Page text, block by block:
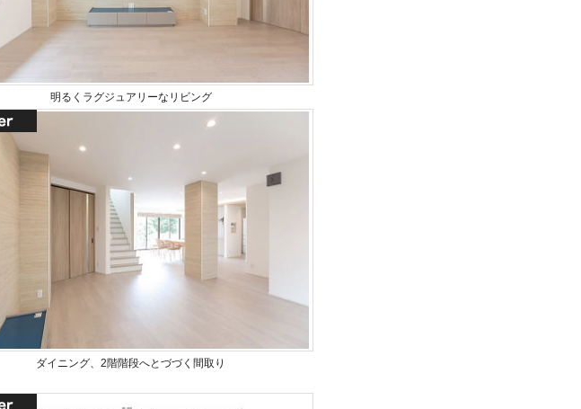
明るくラグジュアリーなリビング
ダイニング、2階階段へとづづく間取り